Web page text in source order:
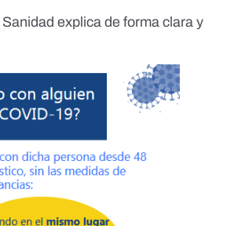
explica de forma clara y